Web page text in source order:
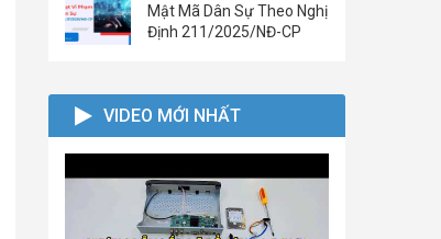
Mật Mã Dân Sự Theo Nghị
Định 211/2025/NĐ-CP
VIDEO MỚI NHẤT